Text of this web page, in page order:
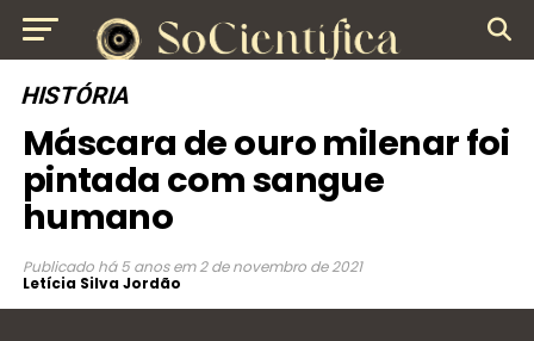
HISTÓRIA
Máscara de ouro milenar foi
pintada com sangue
humano
Publicado há 5 anos em 2 de novembro de 2021
Letícia Silva Jordão